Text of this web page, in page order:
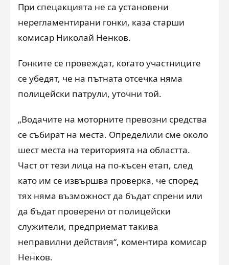
При спецакцията не са установени
нерегламентирани гонки, каза старши
комисар Николай Ненков.
Гонките се провеждат, когато участниците
се убедят, че на пътната отсечка няма
полицейски патрули, уточни той.
„Водачите на моторните превозни средства
се събират на места. Определили сме около
шест места на територията на областта.
Част от тези лица на по-късен етап, след
като им се извършва проверка, че според
тях няма възможност да бъдат спрени или
да бъдат проверени от полицейски
служители, предприемат такива
неправилни действия“, коментира комисар
Ненков.